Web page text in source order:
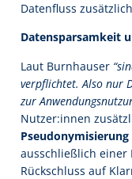
Datenfluss
Datensparsamkeit
Laut Burnhauser
verpflichtet. Also nur
zur
Nutzer:innen
Pseudonymisierung
ausschließlich einer
Rückschluss auf